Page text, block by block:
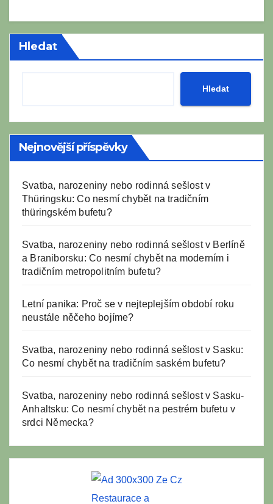
Hledat
Hledat
Nejnovější příspěvky
Svatba, narozeniny nebo rodinná sešlost v
Thüringsku: Co nesmí chybět na tradičním
thüringském bufetu?
Svatba, narozeniny nebo rodinná sešlost v Berlíně
a Braniborsku: Co nesmí chybět na moderním i
tradičním metropolitním bufetu?
Letní panika: Proč se v nejteplejším období roku
neustále něčeho bojíme?
Svatba, narozeniny nebo rodinná sešlost v Sasku:
Co nesmí chybět na tradičním saském bufetu?
Svatba, narozeniny nebo rodinná sešlost v Sasku-
Anhaltsku: Co nesmí chybět na pestrém bufetu v
srdci Německa?
Restaurace a